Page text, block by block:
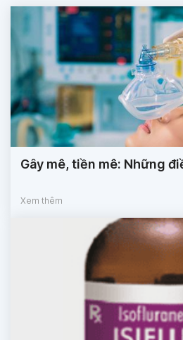
Gây mê, tiền mê: Những
Xem thêm